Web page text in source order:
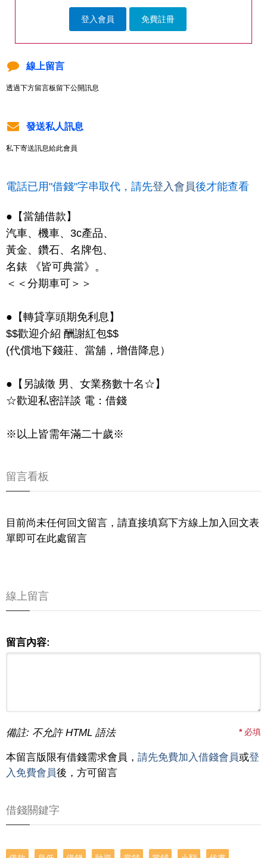
登入會員 免費註冊
線上留言
透過下方留言板留下公開訊息
發送私人訊息
私下寄送訊息給此會員
電話已用"借錢"字串取代，請先登入會員後才能查看
●【當舖借款】
汽車、機車、3c產品、
黃金、鑽石、名牌包、
名錶 《皆可典當》。
＜＜分期車可＞＞
●【轉貸享頭期免利息】
$$歡迎介紹 酬謝紅包$$
(代償地下錢莊、當舖，增借降息）
●【另誠徵 男、女業務數十名☆】
☆歡迎私密詳談 電：借錢
※以上皆需年滿二十歲※
留言看板
目前尚未任何回文留言，請直接填寫下方線上加入回文表
單即可在此處留言
線上留言
留言內容:
備註: 不允許 HTML 語法 *必填
本留言版限有借錢需求會員， 請先免費加入借錢會員或登
入免費會員後，方可留言
借錢關鍵字